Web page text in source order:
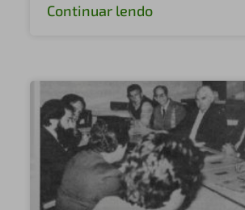
Sicredi Norte MT
Sicredi Alto Uruguai
Sicredi Planalto Central
Sicredi União RS
Continuar lendo